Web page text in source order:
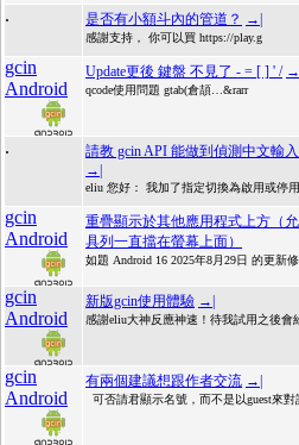
. 是否有小額斗內的管道？ →|
感謝支持， 你可以買 https://play.g
gcin
Android
Update更後 鍵盤 不見了 - = [ ] ' / →|
qcode使用問題 gtab(倉頡…&rarr
.
請教 gcin API 能做到偵測中文輸
→|
eliu 您好： 我加了指定切換為啟用或停
gcin
Android
重疊顯示於其他應用程式上方（
具列一直擋在螢幕上面）
如題 Android 16 2025年8月29日 的更新修
gcin
Android
新版gcin使用體驗 →|
感謝eliu大神反應神速！待我試用之後會
gcin
Android
有兩個建議想跟作者交流 →|
可否請君顯示名號，而不是以guest來對